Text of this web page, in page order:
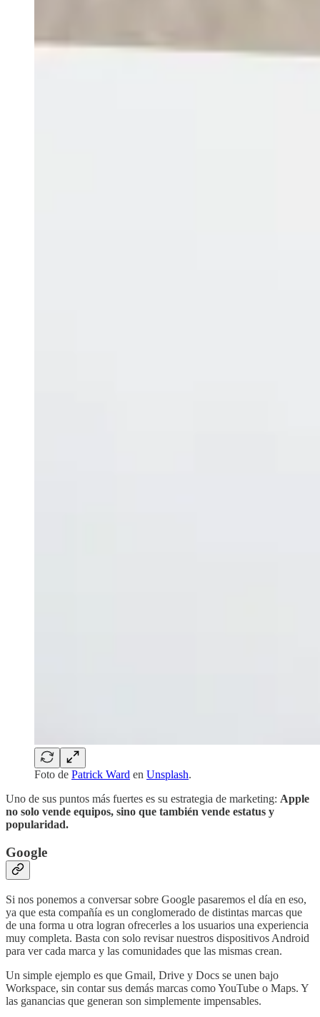
Foto de Patrick Ward en Unsplash.
Uno de sus puntos más fuertes es su estrategia de marketing: Apple
no solo vende equipos, sino que también vende estatus y
popularidad.
Google
Si nos ponemos a conversar sobre Google pasaremos el día en eso,
ya que esta compañía es un conglomerado de distintas marcas que
de una forma u otra logran ofrecerles a los usuarios una experiencia
muy completa. Basta con solo revisar nuestros dispositivos Android
para ver cada marca y las comunidades que las mismas crean.
Un simple ejemplo es que Gmail, Drive y Docs se unen bajo
Workspace, sin contar sus demás marcas como YouTube o Maps. Y
las ganancias que generan son simplemente impensables.